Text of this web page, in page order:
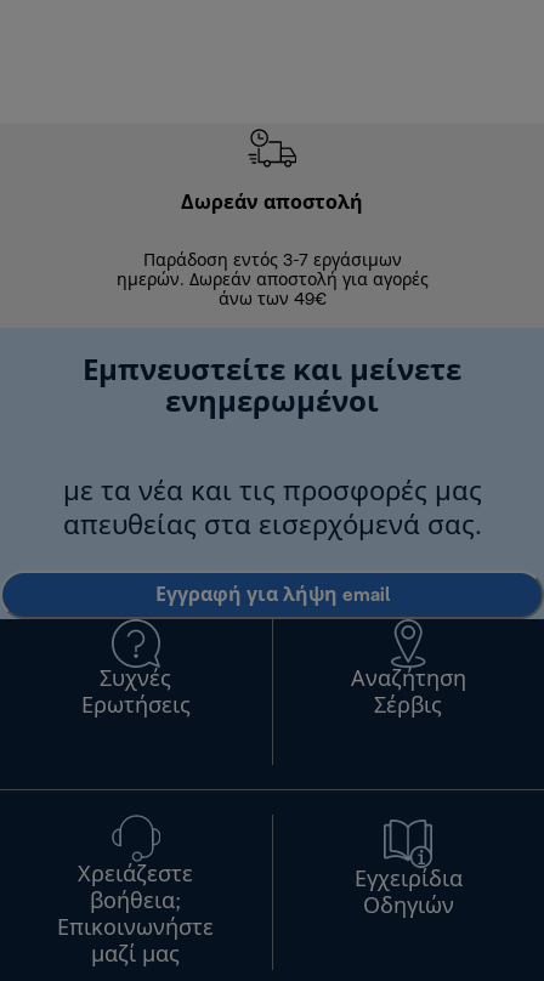
Δωρεάν αποστολή
Παράδοση εντός 3-7 εργάσιμων
ημερών. Δωρεάν αποστολή για αγορές
άνω των 49€
Εμπνευστείτε και μείνετε
ενημερωμένοι
με τα νέα και τις προσφορές μας
απευθείας στα εισερχόμενά σας.
Εγγραφή για λήψη email
Συχνές
Ερωτήσεις
Αναζήτηση
Σέρβις
Χρειάζεστε
βοήθεια;
Επικοινωνήστε
μαζί μας
Εγχειρίδια
Οδηγιών